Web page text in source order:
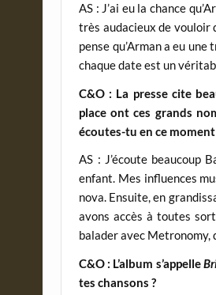
AS : J’ai eu la chance
très audacieux de vouloir
pense qu’Arman a eu
chaque date est un
C&O : La presse cite
place ont ces grands
écoutes-tu en ce moment
AS : J’écoute beaucoup
enfant. Mes influences
nova. Ensuite, en
avons accès à toutes
balader avec Metronomy,
C&O : L’album s’appelle
tes chansons ?